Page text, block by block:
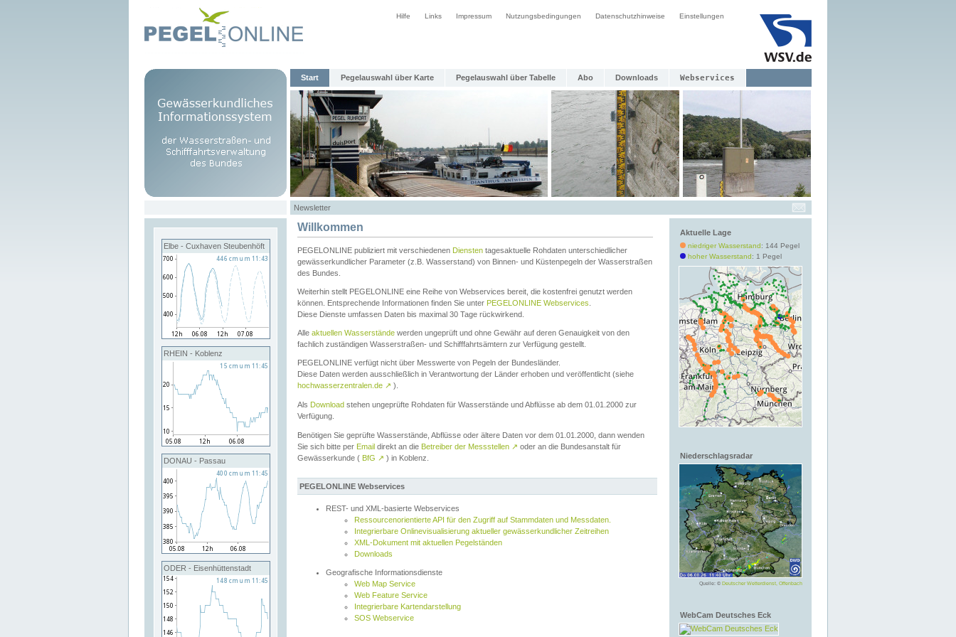
Hilfe Links Impressum Nutzungsbedingungen Datenschutzhinweise Einstellungen
Start Pegelauswahl über Karte Pegelauswahl über Tabelle Abo Downloads Webservices
Newsletter
Elbe - Cuxhaven Steubenhöft
RHEIN - Koblenz
DONAU - Passau
ODER - Eisenhüttenstadt
Aktuelle Lage
niedriger Wasserstand: 144 Pegel
hoher Wasserstand: 1 Pegel
Niederschlagsradar
Quelle: © Deutscher Wetterdienst, Offenbach
WebCam Deutsches Eck
Willkommen
PEGELONLINE publiziert mit verschiedenen Diensten tagesaktuelle Rohdaten unterschiedlicher
gewässerkundlicher Parameter (z.B. Wasserstand) von Binnen- und Küstenpegeln der Wasserstraßen
des Bundes.
Weiterhin stellt PEGELONLINE eine Reihe von Webservices bereit, die kostenfrei genutzt werden
können. Entsprechende Informationen finden Sie unter PEGELONLINE Webservices
Diese Dienste umfassen Daten bis maximal 30 Tage rückwirkend.
Alle aktuellen Wasserstände werden ungeprüft und ohne Gewähr auf deren Genauigkeit von den
fachlich zuständigen Wasserstraßen- und Schifffahrtsämtern zur Verfügung gestellt.
PEGELONLINE verfügt nicht über Messwerte von Pegeln der Bundesländer.
Diese Daten werden ausschließlich in Verantwortung der Länder erhoben und veröffentlicht (siehe
hochwasserzentralen.de ↗ ).
Als Download stehen ungeprüfte Rohdaten für Wasserstände und Abflüsse ab dem 01.01.2000 zur
Verfügung.
Benötigen Sie geprüfte Wasserstände, Abflüsse oder ältere Daten vor dem 01.01.2000, dann wenden
Sie sich bitte per Email direkt an die Betreiber der Messstellen ↗ oder an die Bundesanstalt für
Gewässerkunde ( BfG ↗ ) in Koblenz.
PEGELONLINE Webservices
REST- und XML-basierte Webservices
Ressourcenorientierte API für den Zugriff auf Stammdaten und Messdaten.
Integrierbare Onlinevisualisierung aktueller gewässerkundlicher Zeitreihen
XML-Dokument mit aktuellen Pegelständen
Downloads
Geografische Informationsdienste
Web Map Service
Web Feature Service
Integrierbare Kartendarstellung
SOS Webservice